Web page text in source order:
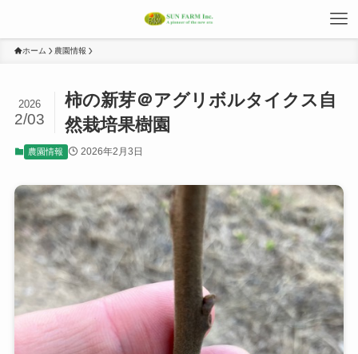
ホーム 農園情報
柿の新芽＠アグリボルタイクス自
然栽培果樹園
2026
2/03
農園情報 2026年2月3日